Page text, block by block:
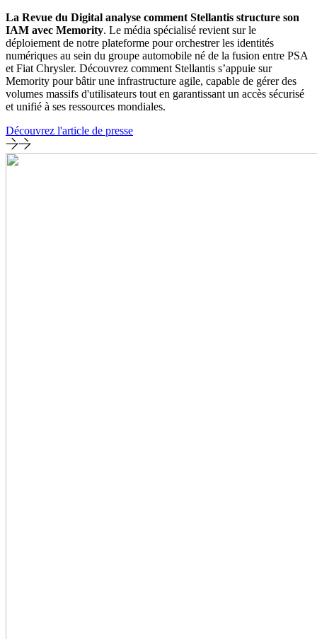
La Revue du Digital analyse comment Stellantis structure son
IAM avec Memority. Le média spécialisé revient sur le
déploiement de notre plateforme pour orchestrer les identités
numériques au sein du groupe automobile né de la fusion entre PSA
et Fiat Chrysler. Découvrez comment Stellantis s’appuie sur
Memority pour bâtir une infrastructure agile, capable de gérer des
volumes massifs d'utilisateurs tout en garantissant un accès sécurisé
et unifié à ses ressources mondiales.
Découvrez l'article de presse